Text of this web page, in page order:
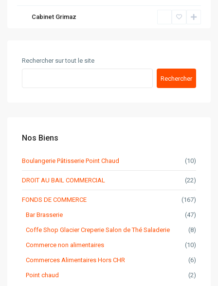
Cabinet Grimaz
Rechercher sur tout le site
Rechercher
Nos Biens
Boulangerie Pâtisserie Point Chaud (10)
DROIT AU BAIL COMMERCIAL (22)
FONDS DE COMMERCE (167)
Bar Brasserie (47)
Coffe Shop Glacier Creperie Salon de Thé Saladerie (8)
Commerce non alimentaires (10)
Commerces Alimentaires Hors CHR (6)
Point chaud (2)